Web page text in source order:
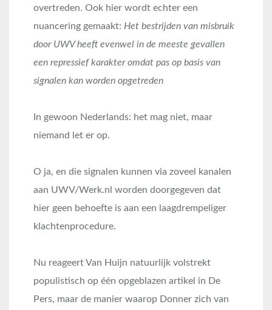
overtreden. Ook hier wordt echter een
nuancering gemaakt: Het bestrijden van misbruik
door UWV heeft evenwel in de meeste gevallen
een repressief karakter omdat pas op basis van
signalen kan worden opgetreden
In gewoon Nederlands: het mag niet, maar
niemand let er op.
O ja, en die signalen kunnen via zoveel kanalen
aan UWV/Werk.nl worden doorgegeven dat
hier geen behoefte is aan een laagdrempeliger
klachtenprocedure.
Nu reageert Van Huijn natuurlijk volstrekt
populistisch op één opgeblazen artikel in De
Pers, maar de manier waarop Donner zich van